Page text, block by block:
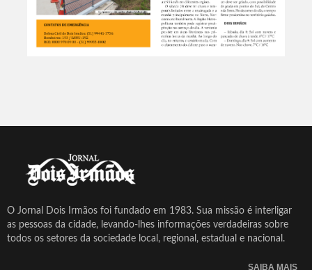
O Jornal Dois Irmãos foi fundado em 1983. Sua missão é interligar
as pessoas da cidade, levando-lhes informações verdadeiras sobre
todos os setores da sociedade local, regional, estadual e nacional.
SAIBA MAIS